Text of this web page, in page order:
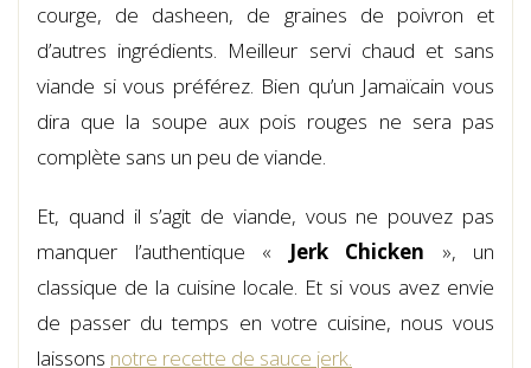
courge, de dasheen, de graines de poivron et
d’autres ingrédients. Meilleur servi chaud et sans
viande si vous préférez. Bien qu’un Jamaïcain vous
dira que la soupe aux pois rouges ne sera pas
complète sans un peu de viande.
Et, quand il s’agit de viande, vous ne pouvez pas
manquer l’authentique «
Jerk Chicken », un
classique de la cuisine locale. Et si vous avez envie
de passer du temps en votre cuisine, nous vous
laissons notre recette de sauce jerk.